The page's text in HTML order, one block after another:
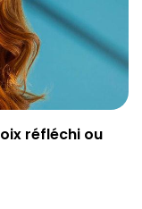
réfléchi ou